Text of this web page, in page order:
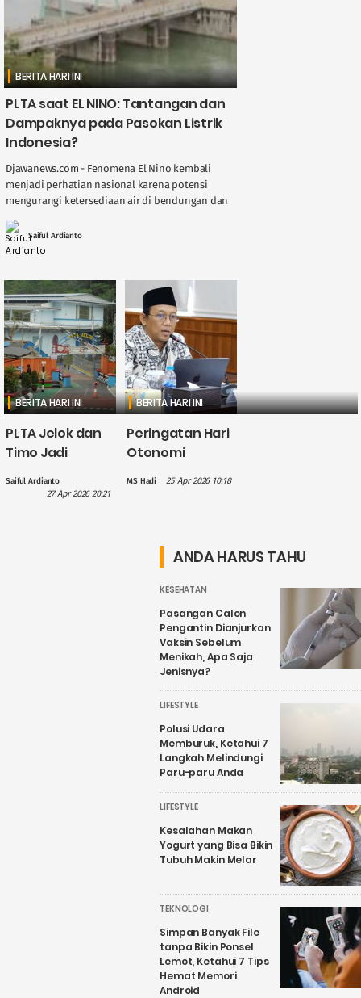
BERITA HARI INI
PLTA saat EL NINO: Tantangan dan
Dampaknya pada Pasokan Listrik
Indonesia?
Djawanews.com - Fenomena El Nino kembali
menjadi perhatian nasional karena potensi
mengurangi ketersediaan air di bendungan dan
sungai, berdampak langsung pada kinerja
Pembangkit Listrik Tenaga Air ( ....
Saiful Ardianto
BERITA HARI INI
PLTA Jelok dan
Timo Jadi
dalam
Saiful Ardianto
27 Apr 2026 20:21
BERITA HARI INI
Peringatan Hari
Otonomi
Hilmy: Hak
Sekadar
Wacana
MS Hadi 25 Apr 2026 10:18
ANDA HARUS TAHU
KESEHATAN
Pasangan Calon
Pengantin Dianjurkan
Vaksin Sebelum
Menikah, Apa Saja
Jenisnya?
LIFESTYLE
Polusi Udara
Memburuk, Ketahui 7
Langkah Melindungi
Paru-paru Anda
LIFESTYLE
Kesalahan Makan
Yogurt yang Bisa Bikin
Tubuh Makin Melar
TEKNOLOGI
Simpan Banyak File
tanpa Bikin Ponsel
Lemot, Ketahui 7 Tips
Hemat Memori
Android